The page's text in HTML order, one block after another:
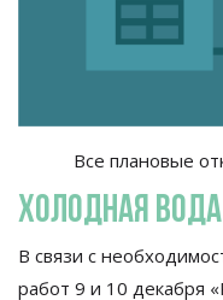
Все плановые
холодная вода
В связи с
работ 9 и 10 декабря «